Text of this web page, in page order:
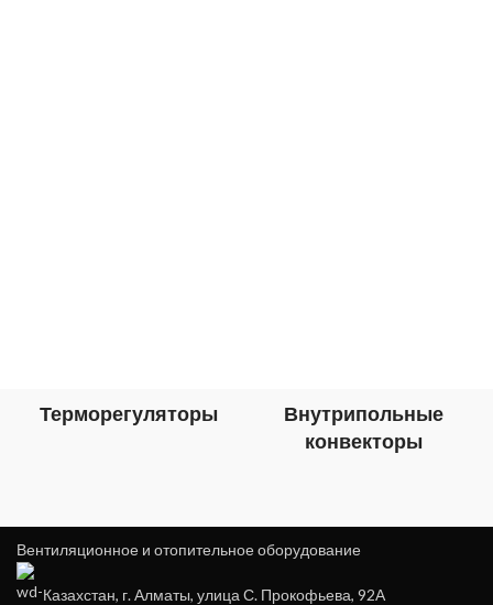
Терморегуляторы
Внутрипольные
конвекторы
Вентиляционное и отопительное оборудование
Казахстан, г. Алматы, улица С. Прокофьева, 92А